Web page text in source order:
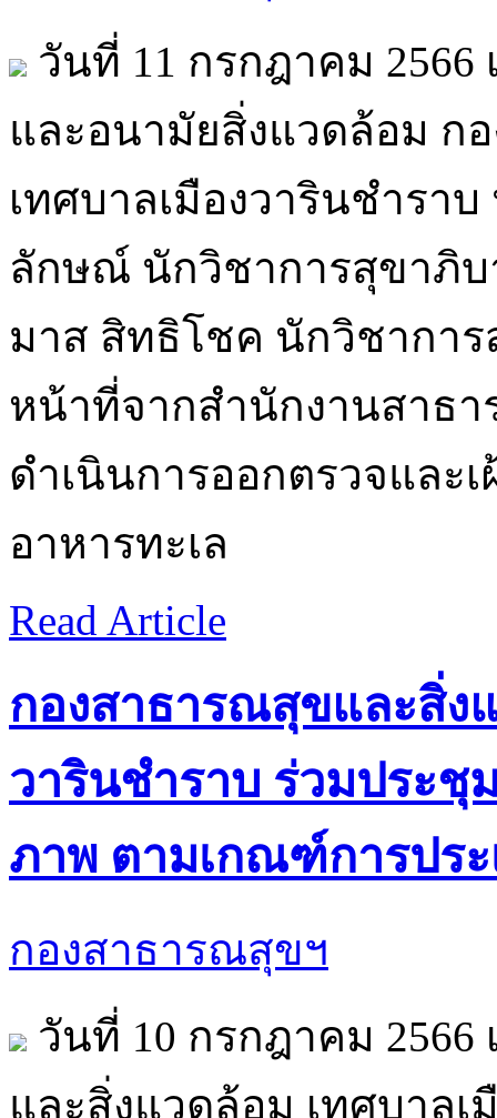
วันที่ 11 กรกฎาคม 2566
และอนามัยสิ่งแวดล้อม ก
เทศบาลเมืองวารินชำร
ลักษณ์ นักวิชาการสุขาภิบ
มาส สิทธิโชค นักวิชากา
หน้าที่จากสำนักงานสาธ
ดำเนินการออกตรวจและ
อาหารทะเล
Read Article
กองสาธารณสุขและสิ่ง
วารินชำราบ ร่วมประชุ
ภาพ ตามเกณฑ์การปร
กองสาธารณสุขฯ
วันที่ 10 กรกฎาคม 2566
และสิ่งแวดล้อม เทศบาล